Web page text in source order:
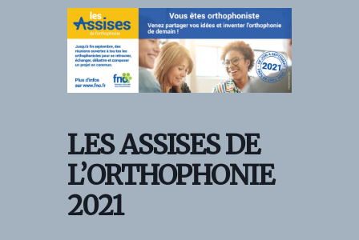
LES ASSISES DE
L’ORTHOPHONIE
2021